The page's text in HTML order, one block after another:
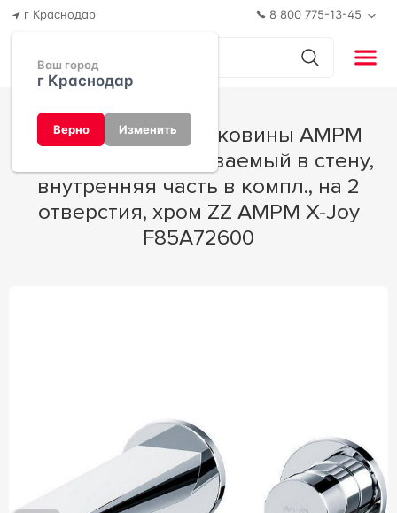
г Краснодар
Ваш город
г Краснодар
Верно Изменить
8 800 775-13-45
F85A72600, встраиваемый в стену,
внутренняя часть в компл., на 2
отверстия, хром ZZ AMPM X-Joy
F85A72600